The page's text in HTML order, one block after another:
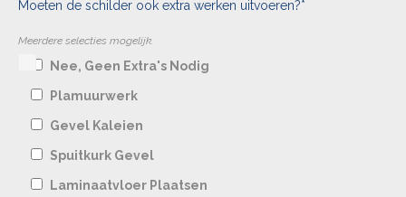
Moeten de schilder ook extra werken uitvoeren?*
Meerdere selecties mogelijk.
Nee, Geen Extra's Nodig
Plamuurwerk
Gevel Kaleien
Spuitkurk Gevel
Laminaatvloer Plaatsen